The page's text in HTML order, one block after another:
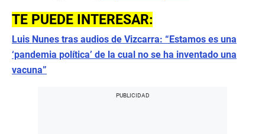
TE PUEDE INTERESAR:
Luis Nunes tras audios de Vizcarra: “Estamos es una
‘pandemia política’ de la cual no se ha inventado una
vacuna”